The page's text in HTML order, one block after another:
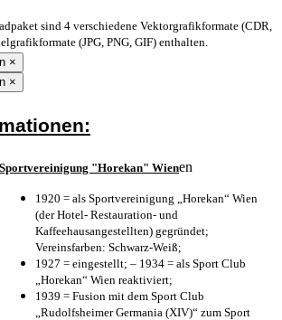
sind 4 verschiedene Vektorgrafikformate (CDR,
(JPG, PNG, GIF) enthalten.
×
×
Sportvereinigung "Horekan" Wienen
1920 = als Sportvereinigung „Horekan“ Wien
(der Hotel- Restauration- und
Kaffeehausangestellten) gegründet;
Vereinsfarben: Schwarz-Weiß;
1927 = eingestellt; – 1934 = als Sport Club
„Horekan“ Wien reaktiviert;
1939 = Fusion mit dem Sport Club
„Rudolfsheimer Germania (XIV)“ zum Sport